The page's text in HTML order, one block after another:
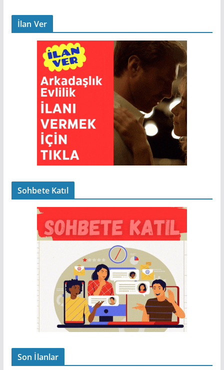
İlan Ver
Sohbete Katıl
Son İlanlar